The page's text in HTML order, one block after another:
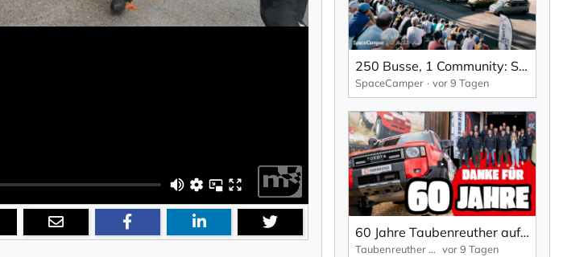
250 Busse, 1 Community: SpaceCamper 20 Jahre Jubiläum auf Ferropolis
SpaceCamper vor 9 Tagen
60 Jahre Taubenreuther auf der Abenteuer Allrad 2026
Taubenreuther Offroad vor 9 Tagen